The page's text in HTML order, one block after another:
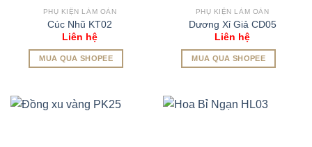
PHỤ KIỆN LÀM OẢN
Cúc Nhũ KT02
Liên hệ
MUA QUA SHOPEE
PHỤ KIỆN LÀM OẢN
Dương Xỉ Giả CD05
Liên hệ
MUA QUA SHOPEE